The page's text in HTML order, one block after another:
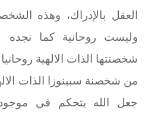
العقل بالإدراك، وهذه
وليست روحانية كما نجده
شخصنتها الذات الالهية
من شخصنة سبينوزا الذات
جعل الله يتحكم في